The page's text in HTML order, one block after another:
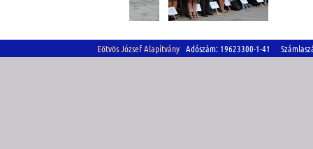
Eötvös József Alapítvány Adószám: 19623300-1-41